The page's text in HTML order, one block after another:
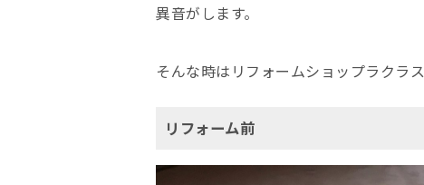
異音がします。
そんな時はリフォームショップラクラ
リフォーム前